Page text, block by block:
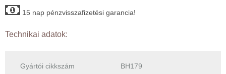
15 nap pénzvisszafizetési garancia!
Technikai adatok:
Gyártói cikkszám
BH179